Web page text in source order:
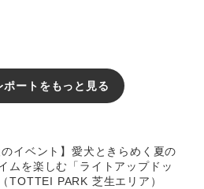
ポートをもっと見る
のイベント】愛犬ときらめく夏の
ムを楽しむ「ライトアップドッ
TOTTEI PARK 芝生エリア）